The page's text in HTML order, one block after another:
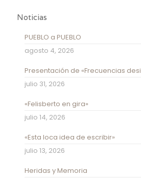
Noticias
PUEBLO a PUEBLO
agosto 4, 2026
Presentación de «Frecuencias
julio 31, 2026
«Felisberto en gira»
julio 14, 2026
«Esta loca idea de escribir»
julio 13, 2026
Heridas y Memoria